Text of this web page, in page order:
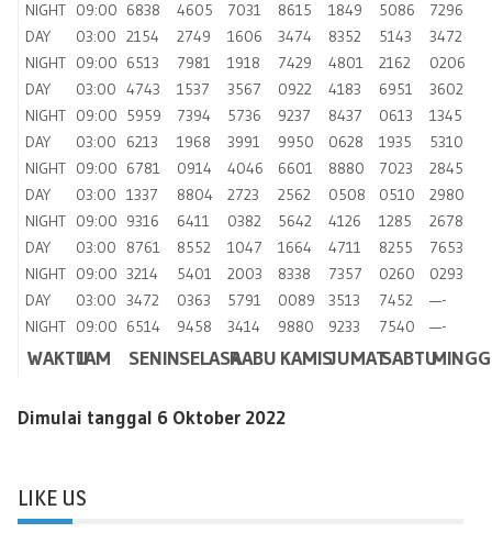
NIGHT 09:00 6838 4605 7031 8615 1849 5086
7296
DAY
03:00 2154 2749 1606 3474 8352 5143
3472
NIGHT 09:00 6513 7981 1918 7429 4801 2162
0206
DAY
03:00 4743 1537 3567 0922 4183 6951
3602
NIGHT 09:00 5959 7394 5736 9237 8437 0613
1345
DAY
03:00 6213 1968 3991 9950 0628 1935
5310
NIGHT 09:00 6781 0914 4046 6601 8880 7023
2845
DAY
03:00 1337 8804 2723 2562 0508 0510
2980
NIGHT 09:00 9316 6411 0382 5642 4126 1285
2678
DAY
03:00 8761 8552 1047 1664 4711 8255
7653
NIGHT 09:00 3214 5401 2003 8338 7357 0260
0293
DAY
03:00 3472 0363 5791 0089 3513 7452
—-
NIGHT 09:00 6514 9458 3414 9880 9233 7540 —-
WAKTUJAM SENINSELASARABU KAMISJUMATSABTU
Dimulai tanggal 6 Oktober 2022
LIKE US